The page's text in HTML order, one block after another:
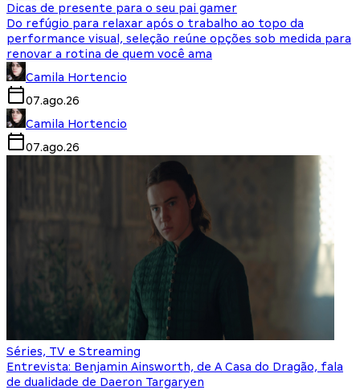
Dicas de presente para o seu pai gamer
Do refúgio para relaxar após o trabalho ao topo da
performance visual, seleção reúne opções sob medida para
renovar a rotina de quem você ama
Camila Hortencio
07.ago.26
Camila Hortencio
07.ago.26
Séries, TV e Streaming
Entrevista: Benjamin Ainsworth, de A Casa do Dragão, fala
de dualidade de Daeron Targaryen